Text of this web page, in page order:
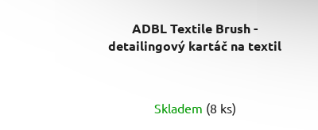
ADBL Textile Brush -
detailingový kartáč na textil
Skladem (8 ks)